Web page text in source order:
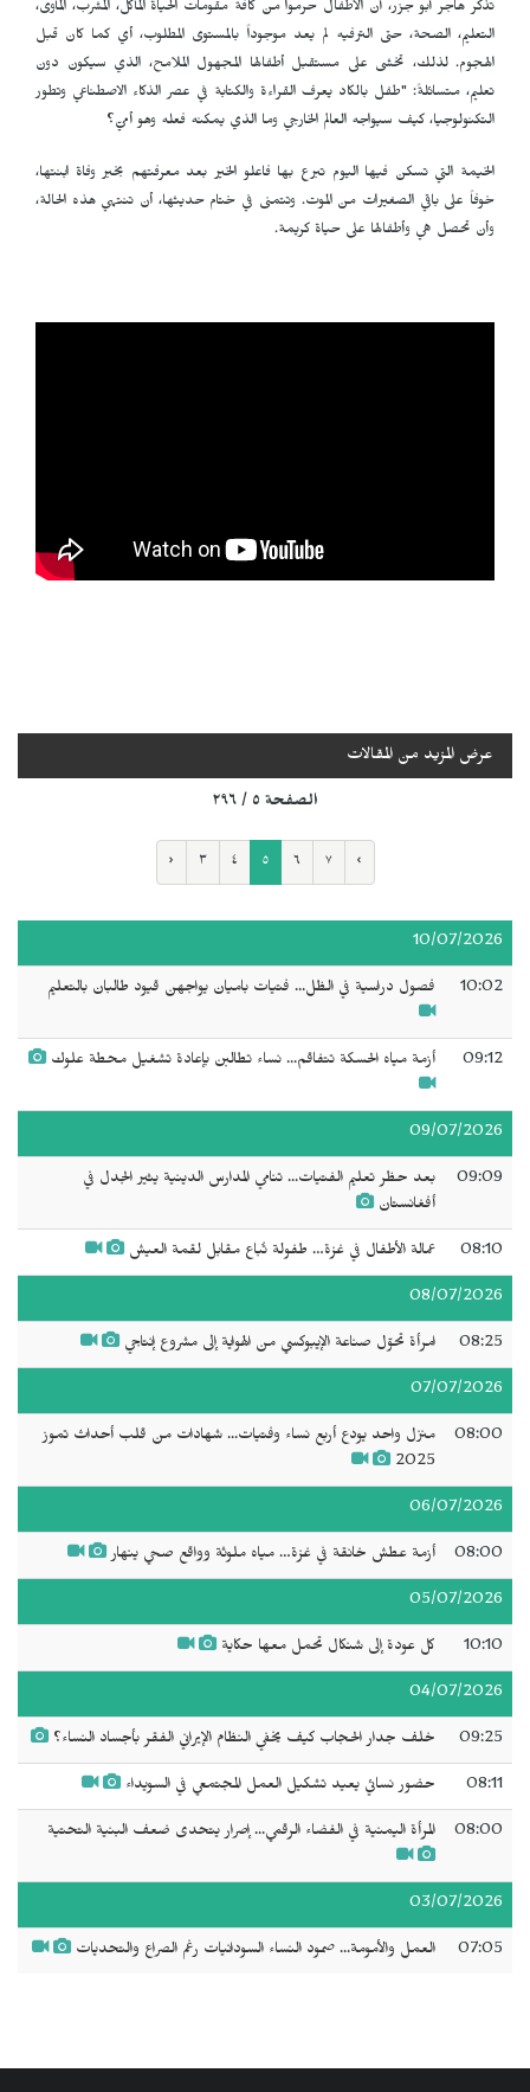
تذكر هاجر أبو جزر، أن الأطفال حرموا من كافة مقومات الحياة المأكل، المشرب، المأوى،
التعليم، الصحة، حتى الترفيه لم يعد موجوداً بالمستوى المطلوب، أي كما كان قبل
الهجوم. لذلك، تخشى على مستقبل أطفالها المجهول الملامح، الذي سيكون دون
تعليم، متسائلةً: "طفل بالكاد يعرف القراءة والكتابة في عصر الذكاء الاصطناعي وتطور
التكنولوجيا، كيف سيواجه العالم الخارجي وما الذي يمكنه فعله وهو أميّ؟
الخيمة التي تسكن فيها اليوم تبرع بها فاعلو الخير بعد معرفتهم بخبر وفاة ابنتها،
خوفاً على باقي الصغيرات من الموت. وتتمنى في ختام حديثها، أن تنتهي هذه الحالة،
وأن تحصل هي وأطفالها على حياة كريمة.
عرض المزيد من المقالات
الصفحة ٥ / ٢٩٦
‹ ٣ ٤ ٥ ٦ ٧ ›
10/07/2026
10:02 فصول دراسية في الظل... فتيات باميان يواجهن قيود طالبان بالتعليم
09:12 أزمة مياه الحسكة تتفاقم... نساء تطالبن بإعادة تشغيل محطة علوك
09/07/2026
09:09
بعد حظر تعليم الفتيات... تنامي المدارس الدينية يثير الجدل في
أفغانستان
08:10 عمالة الأطفال في غزة… طفولة تُباع مقابل لقمة العيش
08/07/2026
08:25 امرأة تحوّل صناعة الإيبوكسي من الهواية إلى مشروع إنتاجي
07/07/2026
08:00
منزل واحد يودع أربع نساء وفتيات... شهادات من قلب أحداث تموز
2025
06/07/2026
08:00 أزمة عطش خانقة في غزة… مياه ملوثة وواقع صحي ينهار
05/07/2026
10:10 كل عودة إلى شنكال تحمل معها حكاية
04/07/2026
09:25 خلف جدار الحجاب كيف يخفي النظام الإيراني الفقر بأجساد النساء؟
08:11 حضور نسائي يعيد تشكيل العمل المجتمعي في السويداء
08:00 المرأة اليمنية في الفضاء الرقمي... إصرار يتحدى ضعف البنية التحتية
03/07/2026
07:05 العمل والأمومة... صمود النساء السودانيات رغم الصراع والتحديات